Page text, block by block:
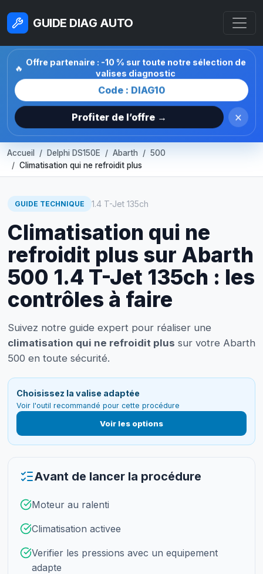
GUIDE DIAG AUTO
🔥
Offre partenaire : -10 % sur toute notre sélection de
valises diagnostic
Code : DIAG10
Profiter de l’offre → ×
Accueil Delphi DS150E Abarth
500
Climatisation qui ne refroidit plus
GUIDE TECHNIQUE 1.4 T-Jet 135ch
Climatisation qui ne
refroidit plus sur Abarth
500 1.4 T-Jet 135ch : les
contrôles à faire
Suivez notre guide expert pour réaliser une
climatisation qui ne refroidit plus sur votre Abarth
500 en toute sécurité.
Choisissez la valise adaptée
Voir l'outil recommandé pour cette procédure
Voir les options
Avant de lancer la procédure
Moteur au ralenti
Climatisation activee
Verifier les pressions avec un equipement
adapte